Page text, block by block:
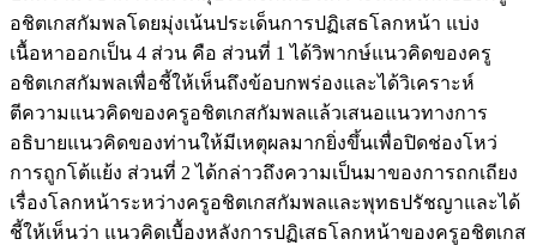
อชิตเกสกัมพลโดยมุ่งเน้นประเด็นการปฏิเสธโลกหน้า แบ่ง
เนื้อหาออกเป็น 4 ส่วน คือ ส่วนที่ 1 ได้วิพากษ์แนวคิดของครู
อชิตเกสกัมพลเพื่อชี้ให้เห็นถึงข้อบกพร่องและได้วิเคราะห์
ตีความแนวคิดของครูอชิตเกสกัมพลแล้วเสนอแนวทางการ
อธิบายแนวคิดของท่านให้มีเหตุผลมากยิ่งขึ้นเพื่อปิดช่องโหว่
การถูกโต้แย้ง ส่วนที่ 2 ได้กล่าวถึงความเป็นมาของการถกเถียง
เรื่องโลกหน้าระหว่างครูอชิตเกสกัมพลและพุทธปรัชญาและได้
ชี้ให้เห็นว่า แนวคิดเบื้องหลังการปฏิเสธโลกหน้าของครูอชิตเกส